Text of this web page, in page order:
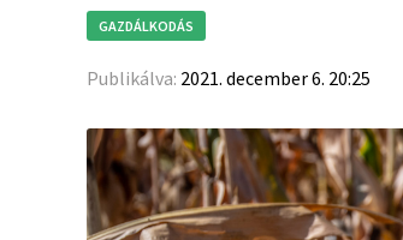
GAZDÁLKODÁS
Publikálva: 2021. december 6. 20:25